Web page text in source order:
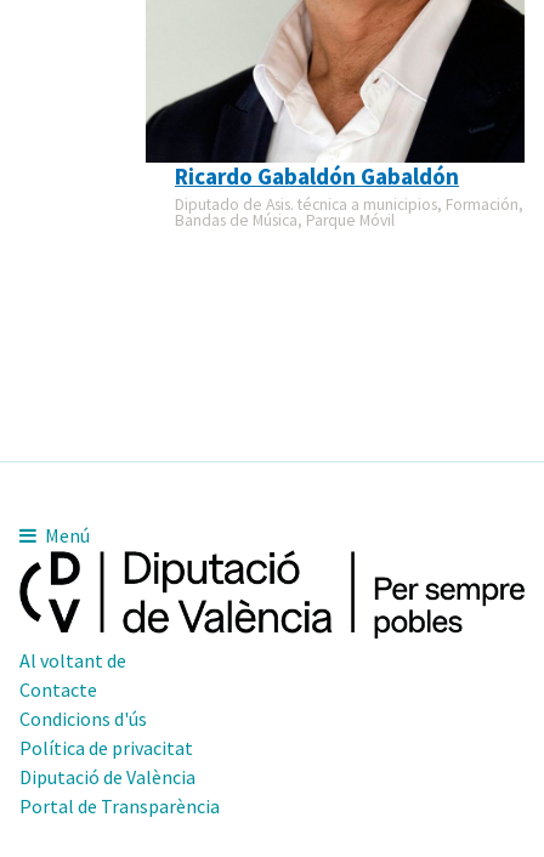
Ricardo Gabaldón Gabaldón
Diputado de Asis. técnica a municipios, Formación,
Bandas de Música, Parque Móvil
Menú
Al voltant de
Contacte
Condicions d'ús
Política de privacitat
Diputació de València
Portal de Transparència